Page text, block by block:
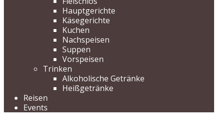
Hauptgerichte
Käsegerichte
Kuchen
Nachspeisen
Suppen
Vorspeisen
Trinken
Alkoholische Getränke
Heißgetränke
Reisen
Events